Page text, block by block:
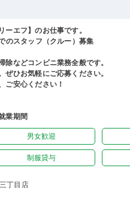
ーエフ】のお仕事です。
のスタッフ（クルー）募集
などコンビニ業務全般です。
ひお気軽にご応募ください。
ご安心ください！
業期間
男女歓迎
制服貸与
丁目店